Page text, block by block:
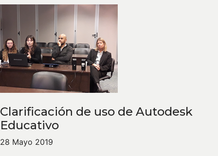
Clarificación de uso de Autodesk
Educativo
28 Mayo 2019